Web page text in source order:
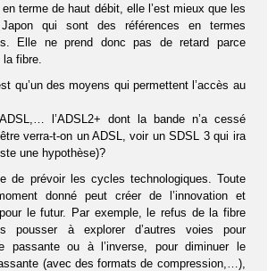
terme de haut débit, elle l’est mieux que les
qui sont des références en termes
Elle ne prend donc pas de retard parce
la fibre.
qu’un des moyens qui permettent l’accès au
l’ADSL2+ dont la bande n’a cessé
verra-t-on un ADSL, voir un SDSL 3 qui ira
une hypothèse)?
de prévoir les cycles technologiques. Toute
donné peut créer de l’innovation et
le futur. Par exemple, le refus de la fibre
pousser à explorer d’autres voies pour
passante ou à l’inverse, pour diminuer le
(avec des formats de compression,…),